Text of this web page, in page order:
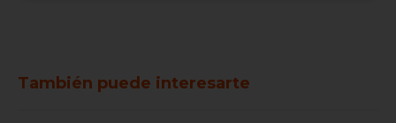
También puede interesarte